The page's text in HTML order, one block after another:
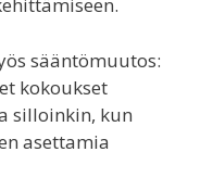
sääntömuutos:
kokoukset
silloinkin, kun
asettamia